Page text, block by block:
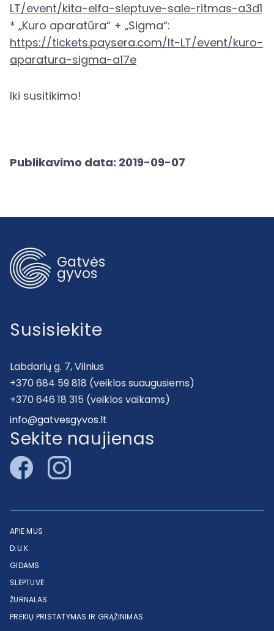
LT/event/kita-elfa-sleptuve-sale-ritmas-a3d1
* „Kuro aparatūra“ + „Sigma“:
https://tickets.paysera.com/lt-LT/event/kuro-
aparatura-sigma-a17e
Iki susitikimo!
Publikavimo data: 2019-09-07
Gatvės
gyvos
Susisiekite
Labdarių g. 7, Vilnius
+370 684 59 818 (veiklos suaugusiems)
+370 646 18 315 (veiklos vaikams)
info@gatvesgyvos.lt
Sekite naujienas
APIE MUS
D.U.K.
GIDAMS
SLĖPTUVĖ
ŽURNALAS
PREKIŲ PRISTATYMAS IR GRĄŽINIMAS